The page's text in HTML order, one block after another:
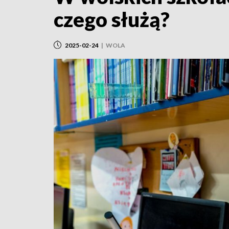
czego służą?
2025-02-24 | WOLA